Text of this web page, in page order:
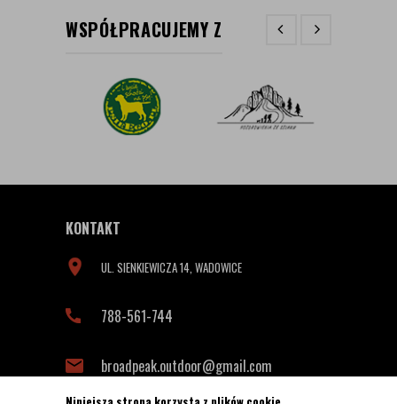
WSPÓŁPRACUJEMY Z
KONTAKT
UL. SIENKIEWICZA 14, WADOWICE
788-561-744
broadpeak.outdoor@gmail.com